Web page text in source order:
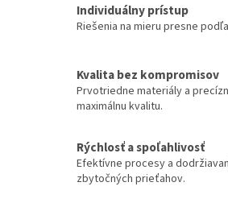
Individuálny prístup
Riešenia na mieru presne
Kvalita bez kompromisov
Prvotriedne materiály a
maximálnu kvalitu.
Rýchlosť a spoľahlivosť
Efektívne procesy a
zbytočných prieťahov.